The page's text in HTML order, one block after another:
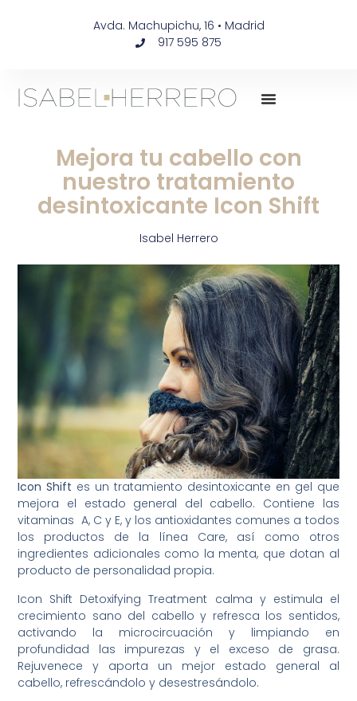
Avda. Machupichu, 16 • Madrid
917 595 875
Mejora tu cabello con
nuestro tratamiento
desintoxicante Icon Shift
Isabel Herrero
Icon Shift es un tratamiento desintoxicante en gel que
mejora el estado general del cabello. Contiene las
vitaminas A, C y E, y los antioxidantes comunes a todos
los productos de la línea Care, así como otros
ingredientes adicionales como la menta, que dotan al
producto de personalidad propia.
Icon Shift Detoxifying Treatment calma y estimula el
crecimiento sano del cabello y refresca los sentidos,
activando la microcircuación y limpiando en
profundidad las impurezas y el exceso de grasa.
Rejuvenece y aporta un mejor estado general al
cabello, refrescándolo y desestresándolo.